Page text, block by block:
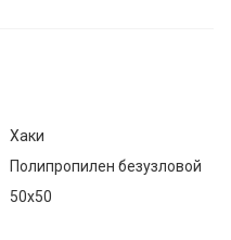
Хаки
Полипропилен безузловой
50х50